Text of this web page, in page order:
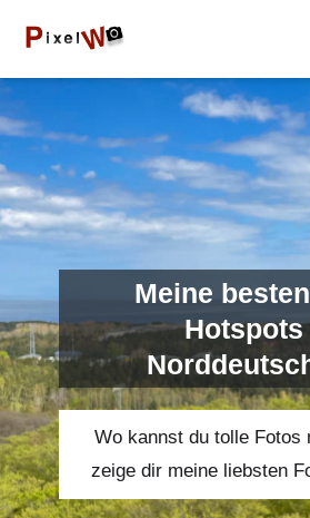
Meine
Hotspots
Wo kannst du tolle Fotos
zeige dir meine liebsten